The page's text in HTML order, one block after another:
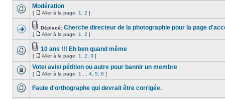
Modération
[ Aller à la page: 1 2 ]
Déplacé: Cherche directeur de la photographie pour la page
[ Aller à la page: 1 2 ]
10 ans !!! Eh ben quand même
[ Aller à la page: 1 2 3 ]
Vote/ avis/ pétition ou autre pour bannir un membre
[ Aller à la page: 1 4 5 6 ]
Faute d'orthographe qui devrait être corrigée.